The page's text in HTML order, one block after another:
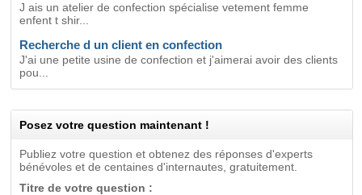
J ais un atelier de confection spécialise vetement femme
enfent t shir...
Recherche d un client en confection
J'ai une petite usine de confection et j'aimerai avoir des clients
pou...
Posez votre question maintenant !
Publiez votre question et obtenez des réponses d'experts
bénévoles et de centaines d'internautes, gratuitement.
Titre de votre question :